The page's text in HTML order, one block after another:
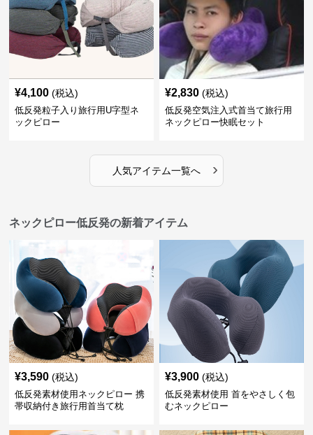
¥4,100 (税込)
低反発粒子入り旅行用U字型ネ
ックピロー
¥2,830 (税込)
低反発空気注入式首当て旅行用
ネックピロー快眠セット
人気アイテム一覧へ ›
ネックピロー低反発の新着アイテム
¥3,590 (税込)
低反発素材使用ネックピロー 携
帯収納付き旅行用首当て枕
¥3,900 (税込)
低反発素材使用 首をやさしく包
むネックピロー